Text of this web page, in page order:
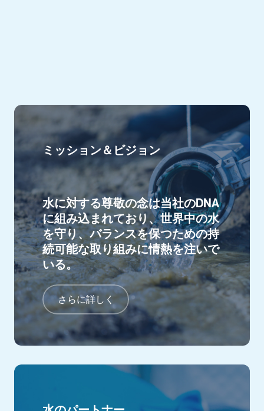
ミッション＆ビジョン
水に対する尊敬の念は当社のDNA
に組み込まれており、世界中の水
を守り、バランスを保つための持
続可能な取り組みに情熱を注いで
いる。
さらに詳しく